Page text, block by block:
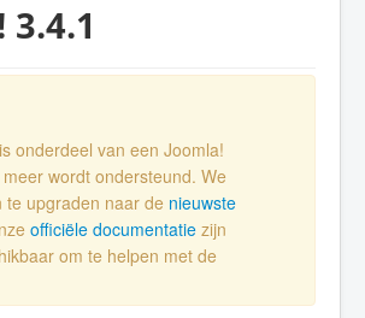
3.4.1
onderdeel van een Joomla!
wordt ondersteund. We
te upgraden naar de nieuwste
officiële documentatie zijn
om te helpen met de